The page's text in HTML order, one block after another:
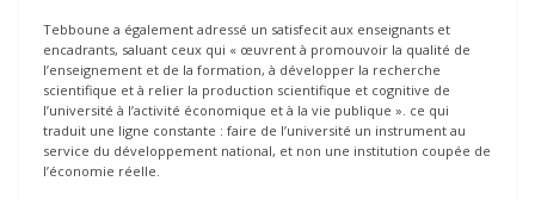
Tebboune a également adressé un satisfecit aux enseignants et
encadrants, saluant ceux qui « œuvrent à promouvoir la qualité de
l’enseignement et de la formation, à développer la recherche
scientifique et à relier la production scientifique et cognitive de
l’université à l’activité économique et à la vie publique ». ce qui
traduit une ligne constante : faire de l’université un instrument au
service du développement national, et non une institution coupée de
l’économie réelle.